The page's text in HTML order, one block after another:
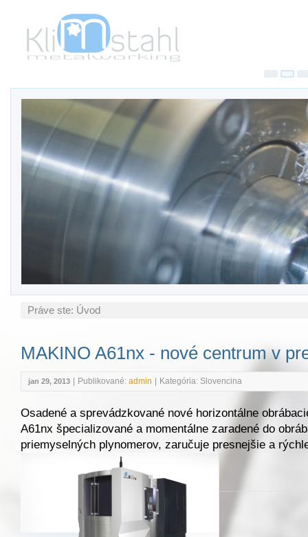
Práve ste: Úvod
MAKINO A61nx - nové centrum v
jan 29, 2013 Publikované: admin Kategória: Slovencina
Osadené a sprevádzkované nové horizontálne
A61nx špecializované a momentálne zaradené do
priemyselných plynomerov, zaručuje presnejšie a